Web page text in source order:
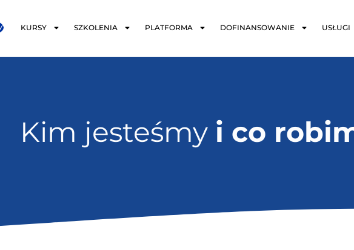
KURSY SZKOLENIA PLATFORMA DOFINANSOWANIE USŁUGI
Kim jesteśmy i co